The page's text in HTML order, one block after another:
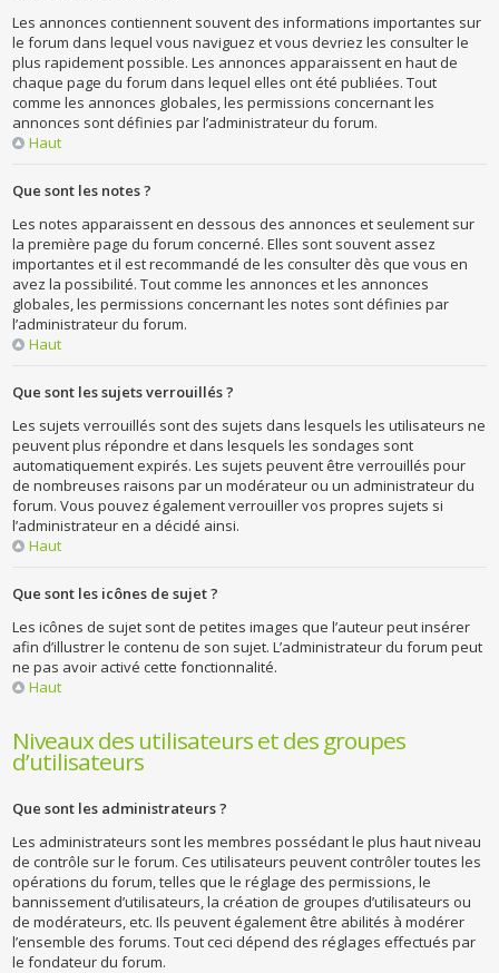
Les annonces contiennent souvent des informations importantes sur
le forum dans lequel vous naviguez et vous devriez les consulter le
plus rapidement possible. Les annonces apparaissent en haut de
chaque page du forum dans lequel elles ont été publiées. Tout
comme les annonces globales, les permissions concernant les
annonces sont définies par l’administrateur du forum.
Haut
Que sont les notes ?
Les notes apparaissent en dessous des annonces et seulement sur
la première page du forum concerné. Elles sont souvent assez
importantes et il est recommandé de les consulter dès que vous en
avez la possibilité. Tout comme les annonces et les annonces
globales, les permissions concernant les notes sont définies par
l’administrateur du forum.
Haut
Que sont les sujets verrouillés ?
Les sujets verrouillés sont des sujets dans lesquels les utilisateurs ne
peuvent plus répondre et dans lesquels les sondages sont
automatiquement expirés. Les sujets peuvent être verrouillés pour
de nombreuses raisons par un modérateur ou un administrateur du
forum. Vous pouvez également verrouiller vos propres sujets si
l’administrateur en a décidé ainsi.
Haut
Que sont les icônes de sujet ?
Les icônes de sujet sont de petites images que l’auteur peut insérer
afin d’illustrer le contenu de son sujet. L’administrateur du forum peut
ne pas avoir activé cette fonctionnalité.
Haut
Niveaux des utilisateurs et des groupes
d’utilisateurs
Que sont les administrateurs ?
Les administrateurs sont les membres possédant le plus haut niveau
de contrôle sur le forum. Ces utilisateurs peuvent contrôler toutes les
opérations du forum, telles que le réglage des permissions, le
bannissement d’utilisateurs, la création de groupes d’utilisateurs ou
de modérateurs, etc. Ils peuvent également être abilités à modérer
l’ensemble des forums. Tout ceci dépend des réglages effectués par
le fondateur du forum.